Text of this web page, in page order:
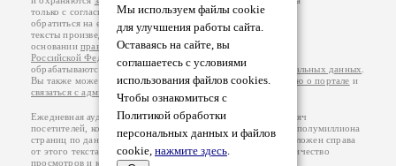
Мы используем файлы cookie
для улучшения работы сайта.
Оставаясь на сайте, вы
соглашаетесь с условиями
использования файлов cookies.
Чтобы ознакомиться с
Политикой обработки
персональных данных и файлов
cookie, нажмите здесь.
только с согласия его автора, к которому вы можете
обратиться на его авторской странице. Ответственность за
тексты произведений авторы несут самостоятельно на
основанииправил публикацииизаконодательства
Российской Федерации
обрабатываются на основанииПолитики обработки персональных данных
Вы также можете посмотреть более подробнуюинформацию о портале и
связаться с администрацией
Ежедневная аудитория портала Проза.ру – порядка 100 тысяч
посетителей, которые в общей сумме просматривают более полумиллиона
страниц по данным счетчика посещаемости, который расположен справа
от этого текста. В каждой графе указано по две цифры: количество
просмотров и количество посетителей.